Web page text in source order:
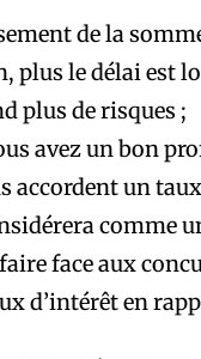
de la
le délai est
plus de risques ;
avez un bon
accordent un
comme
face aux
d’intérêt en